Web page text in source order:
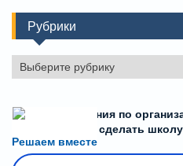
Рубрики
Рубрики
Решаем вместе
Есть предложения по
или знаете, как сделать